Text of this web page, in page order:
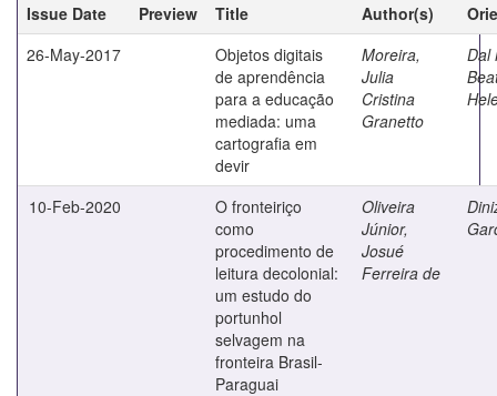
Issue Date
Preview Title Author(s)
26-May-2017
Objetos digitais
de aprendência
para a educação
mediada: uma
cartografia em
devir
Moreira,
Julia
Cristina
Granetto
Dal
10-Feb-2020
O fronteiriço
como
procedimento de
leitura decolonial:
um estudo do
portunhol
selvagem na
fronteira Brasil-
Paraguai
Oliveira
Júnior,
Josué
Ferreira de